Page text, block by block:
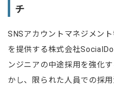
チ
SNSアカウントマネジメン
を提供する株式会社
ンジニアの中途採用を強化
かし、限られた人員での採